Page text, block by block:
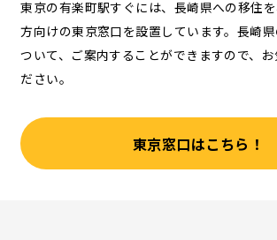
東京の有楽町駅すぐには、長崎県への移住
方向けの東京窓口を設置しています。長崎
ついて、ご案内することができますので、お
ださい。
東京窓口はこちら！